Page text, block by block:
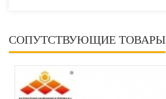
СОПУТСТВУЮЩИЕ ТОВАРЫ